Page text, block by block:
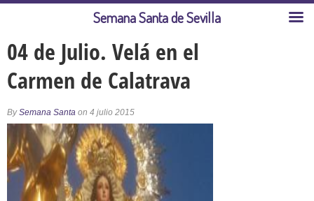
04 de Julio. Velá en el
Carmen de Calatrava
BySemana Santa on 4 julio 2015
Semana Santa de Sevilla